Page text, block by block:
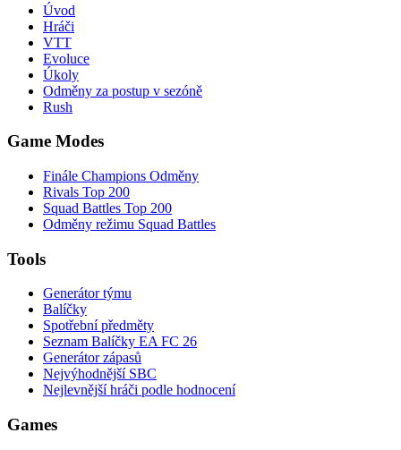
Úvod
Hráči
VTT
Evoluce
Úkoly
Odměny za postup v sezóně
Rush
Game Modes
Finále Champions Odměny
Rivals Top 200
Squad Battles Top 200
Odměny režimu Squad Battles
Tools
Generátor týmu
Balíčky
Spotřební předměty
Seznam Balíčky EA FC 26
Generátor zápasů
Nejvýhodnější SBC
Nejlevnější hráči podle hodnocení
Games